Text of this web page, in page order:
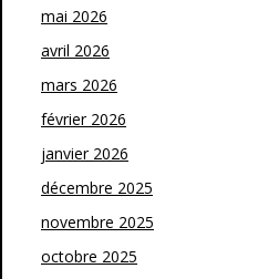
mai 2026
avril 2026
mars 2026
février 2026
janvier 2026
décembre 2025
novembre 2025
octobre 2025